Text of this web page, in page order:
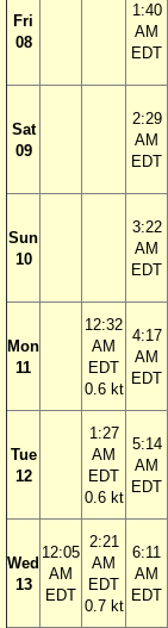
Fri
08
1:40
AM
EDT
Sat
09
2:29
AM
EDT
Sun
10
3:22
AM
EDT
Mon
11
12:32
AM
EDT
0.6 kt
4:17
AM
EDT
Tue
12
1:27
AM
EDT
0.6 kt
5:14
AM
EDT
Wed
13
12:05
AM
EDT
2:21
AM
EDT
0.7 kt
6:11
AM
EDT